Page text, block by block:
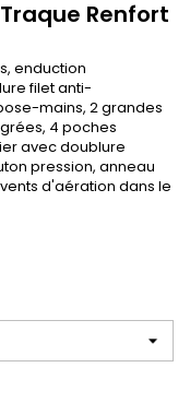
Renfort
enduction
filet anti-
mains, 2 grandes
4 poches
avec doublure
pression, anneau
d'aération dans le